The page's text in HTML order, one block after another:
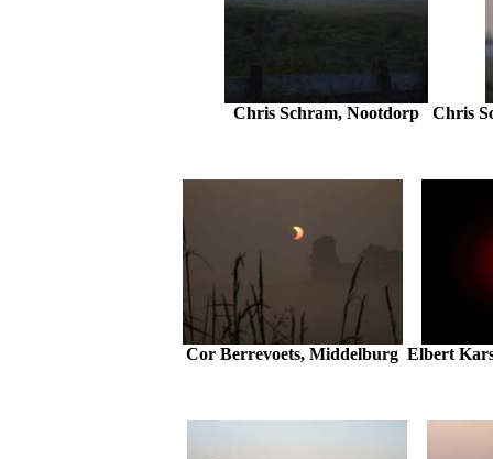
Chris Schram, Nootdorp Chris
Cor Berrevoets, Middelburg Elbert